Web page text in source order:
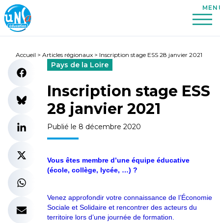
Accueil > Articles régionaux > Inscription stage ESS 28 janvier 2021
Pays de la Loire
Inscription stage ESS
28 janvier 2021
Publié le 8 décembre 2020
Vous êtes membre d’une équipe éducative
(école, collège, lycée, …) ?
Venez approfondir votre connaissance de l’Économie
Sociale et Solidaire et rencontrer des acteurs du
territoire lors d’une journée de formation.